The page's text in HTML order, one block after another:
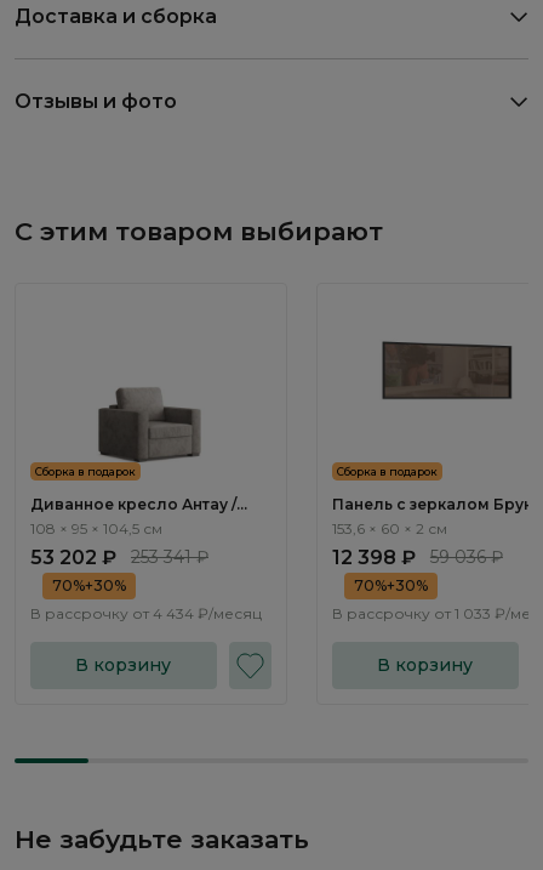
Доставка и сборка
Отзывы и фото
С этим товаром выбирают
Сборка в подарок
Диванное кресло Антау /
Antau ММ111.11
108 × 95 × 104,5 см
53 202 ₽ 253 341 ₽
70%+30%
В рассрочку от 4 434 ₽/месяц
В корзину
Сборка в подарок
Панель с зеркалом
Bruno BC1051.0
153,6 × 60 × 2 см
12 398 ₽ 59 036 ₽
70%+30%
В рассрочку от 1 033 ₽/
В корзину
Не забудьте заказать